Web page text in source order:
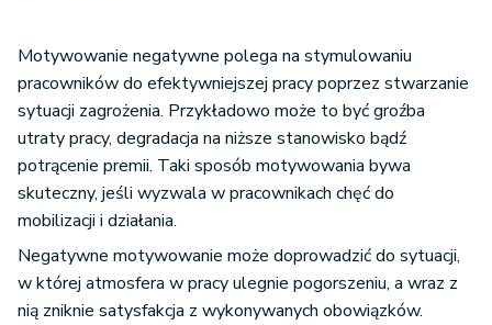
Motywowanie negatywne polega na stymulowaniu
pracowników do efektywniejszej pracy poprzez stwarzanie
sytuacji zagrożenia. Przykładowo może to być groźba
utraty pracy, degradacja na niższe stanowisko bądź
potrącenie premii. Taki sposób motywowania bywa
skuteczny, jeśli wyzwala w pracownikach chęć do
mobilizacji i działania.
Negatywne motywowanie może doprowadzić do sytuacji,
w której atmosfera w pracy ulegnie pogorszeniu, a wraz z
nią zniknie satysfakcja z wykonywanych obowiązków.